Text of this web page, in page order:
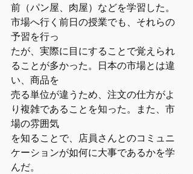
前（パン屋、肉屋）などを学習した。
市場へ行く前日の授業でも、それらの
予習を行っ
たが、実際に目にすることで覚えられ
ることが多かった。日本の市場とは違
い、商品を
売る単位が違うため、注文の仕方がよ
り複雑であることを知った。また、市
場の雰囲気
を知ることで、店員さんとのコミュニ
ケーションが如何に大事であるかを学
んだ。